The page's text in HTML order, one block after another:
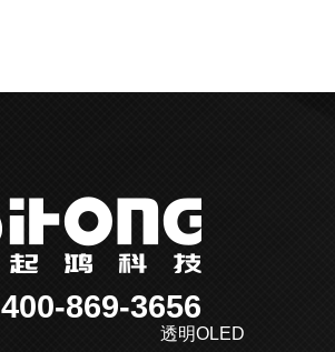
400-869-3656
透明OLED